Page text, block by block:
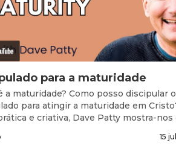
para a maturidade
a maturidade? Como posso discipular
maturidade em Cristo? De
e criativa, Dave Patty mostra-nos
15